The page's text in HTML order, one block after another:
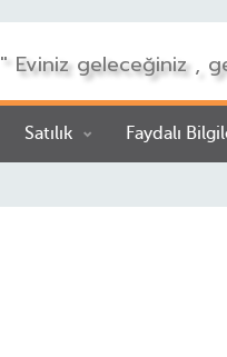
" Eviniz geleceğiniz ,
Satılık Faydalı